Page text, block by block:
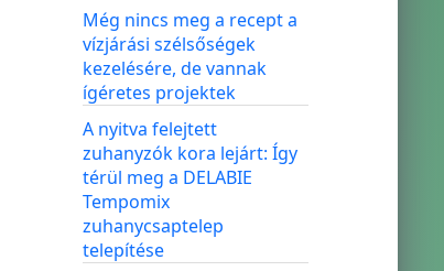
Még nincs meg a recept a
vízjárási szélsőségek
kezelésére, de vannak
ígéretes projektek
A nyitva felejtett
zuhanyzók kora lejárt: Így
térül meg a DELABIE
Tempomix
zuhanycsaptelep
telepítése